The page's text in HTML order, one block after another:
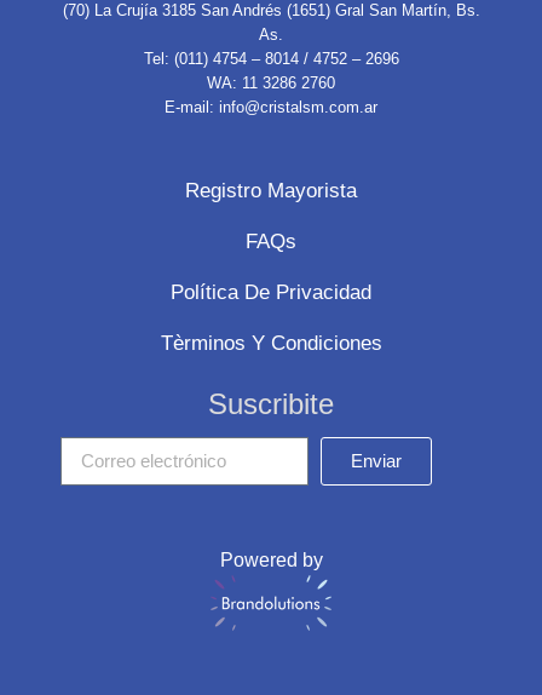
(70) La Crujía 3185 San Andrés (1651) Gral San Martín, Bs.
As.
Tel: (011) 4754 – 8014 / 4752 – 2696
WA: 11 3286 2760
E-mail: info@cristalsm.com.ar
Registro Mayorista
FAQs
Política De Privacidad
Tèrminos Y Condiciones
Suscribite
Enviar
Powered by